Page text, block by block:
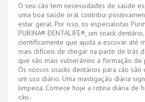
O seu cão tem necessidades de saúde
uma boa saúde oral contribui
estar geral. Por isso, os especialistas
PURINA® DENTALIFE®, um snack
cientificamente que ajuda a escovar até
mais difíceis de chegar na parte de trás
que são mais vulneráveis à formação de
Os nossos snacks dentários para cão
um uso diário. Uma mastigação diária
limpeza. Comece hoje a rotina diária de
cão.